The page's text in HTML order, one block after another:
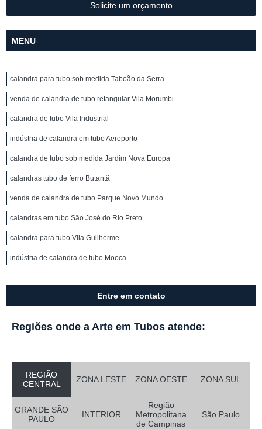
Solicite um orçamento
MENU
calandra para tubo sob medida Taboão da Serra
venda de calandra de tubo retangular Vila Morumbi
calandra de tubo Vila Industrial
indústria de calandra em tubo Aeroporto
calandra de tubo sob medida Jardim Nova Europa
calandras tubo de ferro Butantã
venda de calandra de tubo Parque Novo Mundo
calandras em tubo São José do Rio Preto
calandra para tubo Vila Guilherme
indústria de calandra de tubo Mooca
Entre em contato
Regiões onde a Arte em Tubos atende:
REGIÃO
CENTRAL
ZONA LESTE ZONA OESTE ZONA SUL
GRANDE SÃO
PAULO
INTERIOR
Região
Metropolitana
de Campinas
São Paulo